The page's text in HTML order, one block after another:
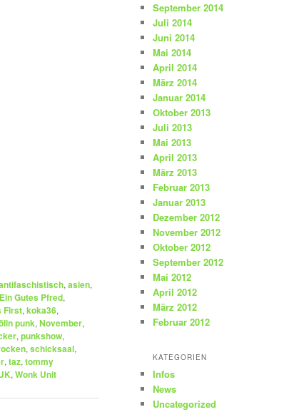
, asien,
Ein Gutes Pfred,
First, koka36,
punk, November,
, punkshow,
, schicksaal,
, taz, tommy
, Wonk Unit
September 2014
Juli 2014
Juni 2014
Mai 2014
April 2014
März 2014
Januar 2014
Oktober 2013
Juli 2013
Mai 2013
April 2013
März 2013
Februar 2013
Januar 2013
Dezember 2012
November 2012
Oktober 2012
September 2012
Mai 2012
April 2012
März 2012
Februar 2012
KATEGORIEN
Infos
News
Uncategorized